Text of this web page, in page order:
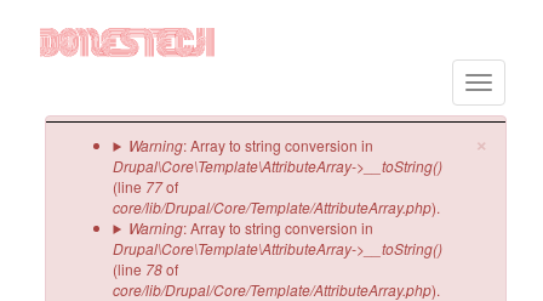
Vés
Toggle
×
Missatge
d'error
Warning: Array to string conversion in
Drupal\Core\Template\AttributeArray->__toString()
(line 77of
core/lib/Drupal/Core/Template/AttributeArray.php).
Warning: Array to string conversion in
Drupal\Core\Template\AttributeArray->__toString()
(line 78of
core/lib/Drupal/Core/Template/AttributeArray.php).